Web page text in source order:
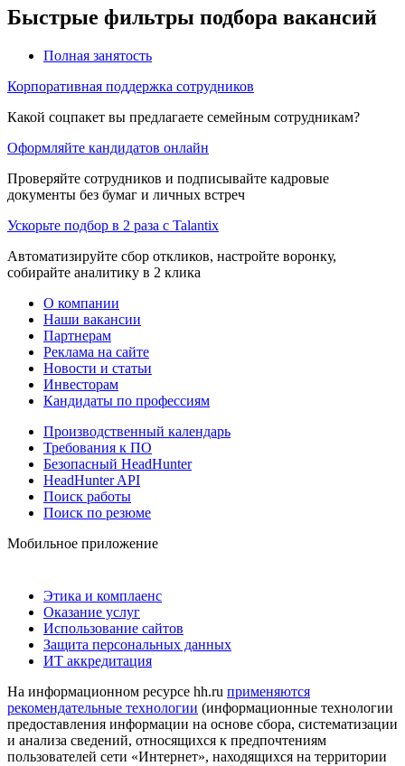
Быстрые фильтры подбора вакансий
Полная занятость
Корпоративная поддержка сотрудников
Какой соцпакет вы предлагаете семейным сотрудникам?
Оформляйте кандидатов онлайн
Проверяйте сотрудников и подписывайте кадровые
документы без бумаг и личных встреч
Ускорьте подбор в 2 раза с Talantix
Автоматизируйте сбор откликов, настройте воронку,
собирайте аналитику в 2 клика
О компании
Наши вакансии
Партнерам
Реклама на сайте
Новости и статьи
Инвесторам
Кандидаты по профессиям
Производственный календарь
Требования к ПО
Безопасный HeadHunter
HeadHunter API
Поиск работы
Поиск по резюме
Мобильное приложение
Этика и комплаенс
Оказание услуг
Использование сайтов
Защита персональных данных
ИТ аккредитация
На информационном ресурсе hh.ru применяются
рекомендательные технологии (информационные технологии
предоставления информации на основе сбора, систематизации
и анализа сведений, относящихся к предпочтениям
пользователей сети «Интернет», находящихся на территории